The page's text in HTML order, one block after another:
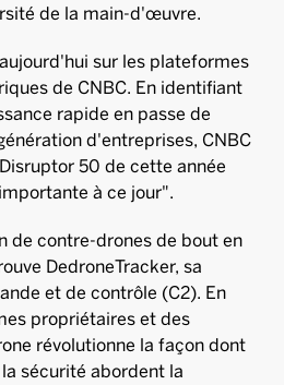
de la main-d'œuvre.
sur les plateformes
de CNBC. En identifiant
rapide en passe de
d'entreprises, CNBC
50 de cette année
à ce jour".
de contre-drones de bout en
DedroneTracker, sa
et de contrôle (C2). En
propriétaires et des
révolutionne la façon dont
sécurité abordent la